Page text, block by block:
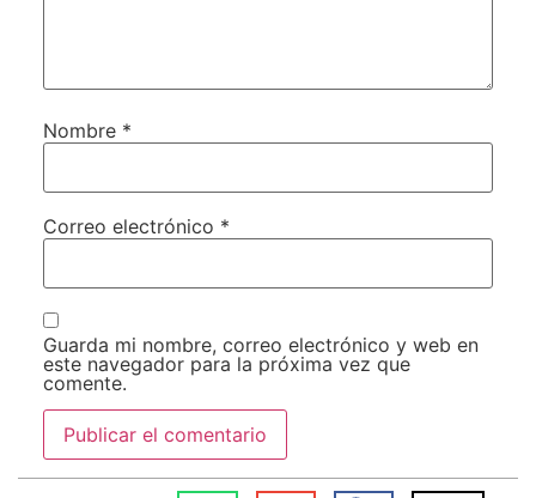
Nombre *
Correo electrónico *
Guarda mi nombre, correo electrónico y web en
este navegador para la próxima vez que
comente.